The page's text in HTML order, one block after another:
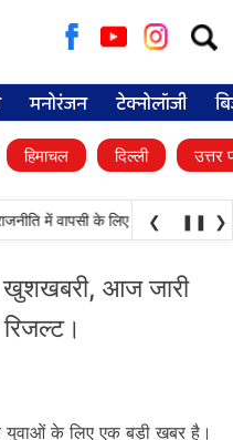
for:
मनोरंजन टेक्नोलॉजी
हिमाचल दिल्ली उत्तर
में वापसी के लिए भाजपा से
❮ ❚❚ ❯
खुशखबरी, आज जारी
रिजल्ट।
युवाओं के लिए एक बड़ी खबर है।